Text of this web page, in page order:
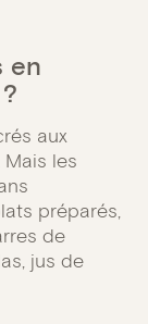
en
aux
les
préparés,
de
jus de